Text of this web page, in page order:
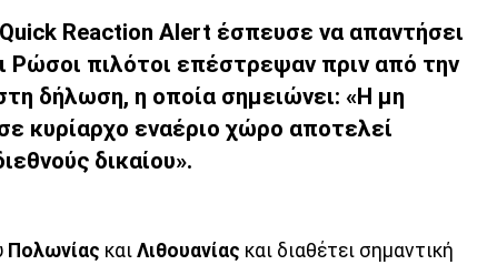
Reaction Alert έσπευσε να απαντήσει
Ρώσοι πιλότοι επέστρεψαν πριν από την
δήλωση, η οποία σημειώνει: «Η μη
κυρίαρχο εναέριο χώρο αποτελεί
δικαίου».
Πολωνίας και Λιθουανίας και διαθέτει σημαντική